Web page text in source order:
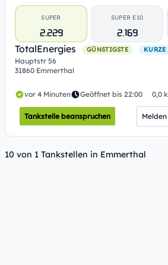
SUPER
2.229
SUPER E10
2.169
TotalEnergies
GÜNSTIGSTE KURZE
Hauptstr 56
31860 Emmerthal
vor 4 Minuten Geöffnet bis 22:00 0,0
Tankstelle beanspruchen Melden
10 von 1 Tankstellen in Emmerthal